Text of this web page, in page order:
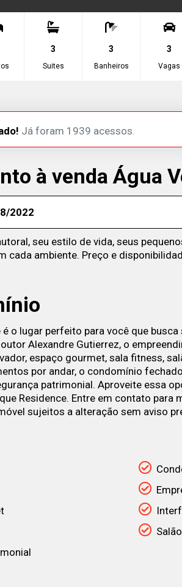
3
Suites
3
Banheiros
3
Vagas
Já foram 1939 acessos.
à venda Água
2022
seu estilo de vida, seus
cada ambiente. Preço e
é o lugar perfeito para você que
Alexandre Gutierrez, o
espaço gourmet, sala fitness,
por andar, o condomínio
patrimonial. Aproveite essa
Residence. Entre em contato para
sujeitos a alteração sem aviso